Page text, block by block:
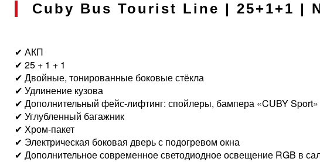
Cuby Bus Tourist Line | 25+1+1 |
✔ АКП
✔ 25 + 1 + 1
✔ Двойные, тонированные боковые стёкла
✔ Удлинение кузова
✔ Дополнительный фейс-лифтинг: спойлеры, бампера «CUBY Sport»
✔ Углубленный багажник
✔ Хром-пакет
✔ Электрическая боковая дверь с подогревом окна
✔ Дополнительное современное светодиодное освещение RGB в